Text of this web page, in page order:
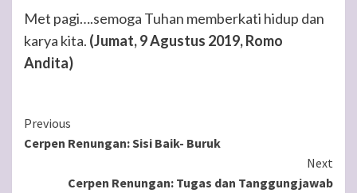
Met pagi….semoga Tuhan memberkati hidup dan
karya kita. (Jumat, 9 Agustus 2019, Romo
Andita)
Continue
Reading
Previous
Cerpen Renungan: Sisi Baik- Buruk
Next
Cerpen Renungan: Tugas dan Tanggungjawab